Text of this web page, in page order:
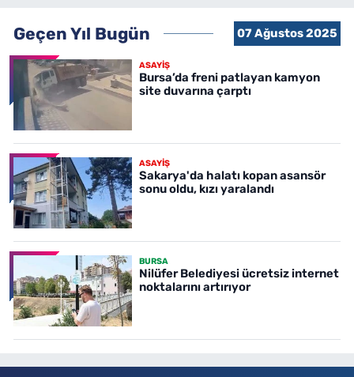
Geçen Yıl Bugün 07 Ağustos 2025
ASAYİŞ
Bursa’da freni patlayan kamyon
site duvarına çarptı
ASAYİŞ
Sakarya'da halatı kopan asansör
sonu oldu, kızı yaralandı
BURSA
Nilüfer Belediyesi ücretsiz internet
noktalarını artırıyor